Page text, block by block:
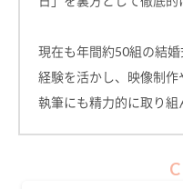
現在も年間約50組の結
経験を活かし、映像制
執筆にも精力的に取り組